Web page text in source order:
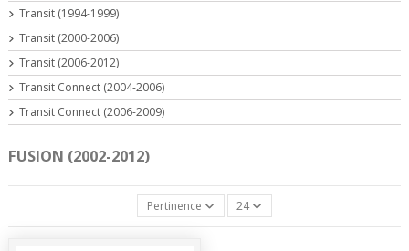
FUSION (2002-2012)
Pertinence 24
Transit (1994-1999)
Transit (2000-2006)
Transit (2006-2012)
Transit Connect (2004-2006)
Transit Connect (2006-2009)